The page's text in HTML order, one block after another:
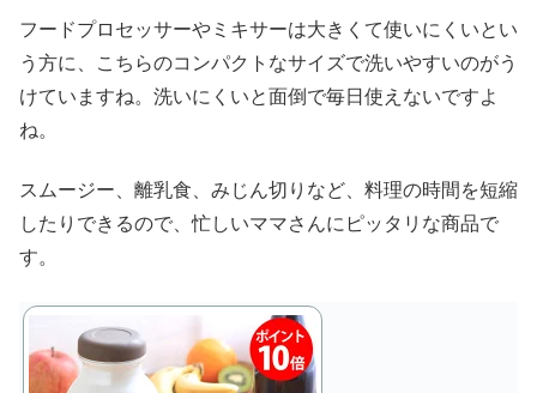
フードプロセッサーやミキサーは大きくて使いにくいとい
う方に、こちらのコンパクトなサイズで洗いやすいのがう
けていますね。洗いにくいと面倒で毎日使えないですよ
ね。
スムージー、離乳食、みじん切りなど、料理の時間を短縮
したりできるので、忙しいママさんにピッタリな商品で
す。